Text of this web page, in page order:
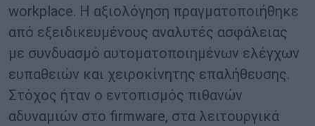
workplace. Η αξιολόγηση πραγματοποιήθηκε
από εξειδικευμένους αναλυτές ασφάλειας
με συνδυασμό αυτοματοποιημένων ελέγχων
ευπαθειών και χειροκίνητης επαλήθευσης.
Στόχος ήταν ο εντοπισμός πιθανών
αδυναμιών στο firmware, στα λειτουργικά